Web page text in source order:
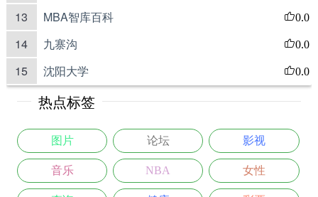
13 MBA智库百科 0.0
14 九寨沟 0.0
15 沈阳大学 0.0
热点标签
图片 论坛 影视
音乐 NBA 女性